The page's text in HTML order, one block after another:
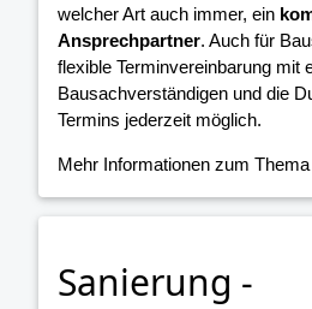
welcher Art auch immer, ein
Ansprechpartner. Auch für
flexible Terminvereinbarung mit
Bausachverständigen und die
Termins jederzeit möglich.
Mehr Informationen zum Thema
Sanierung -